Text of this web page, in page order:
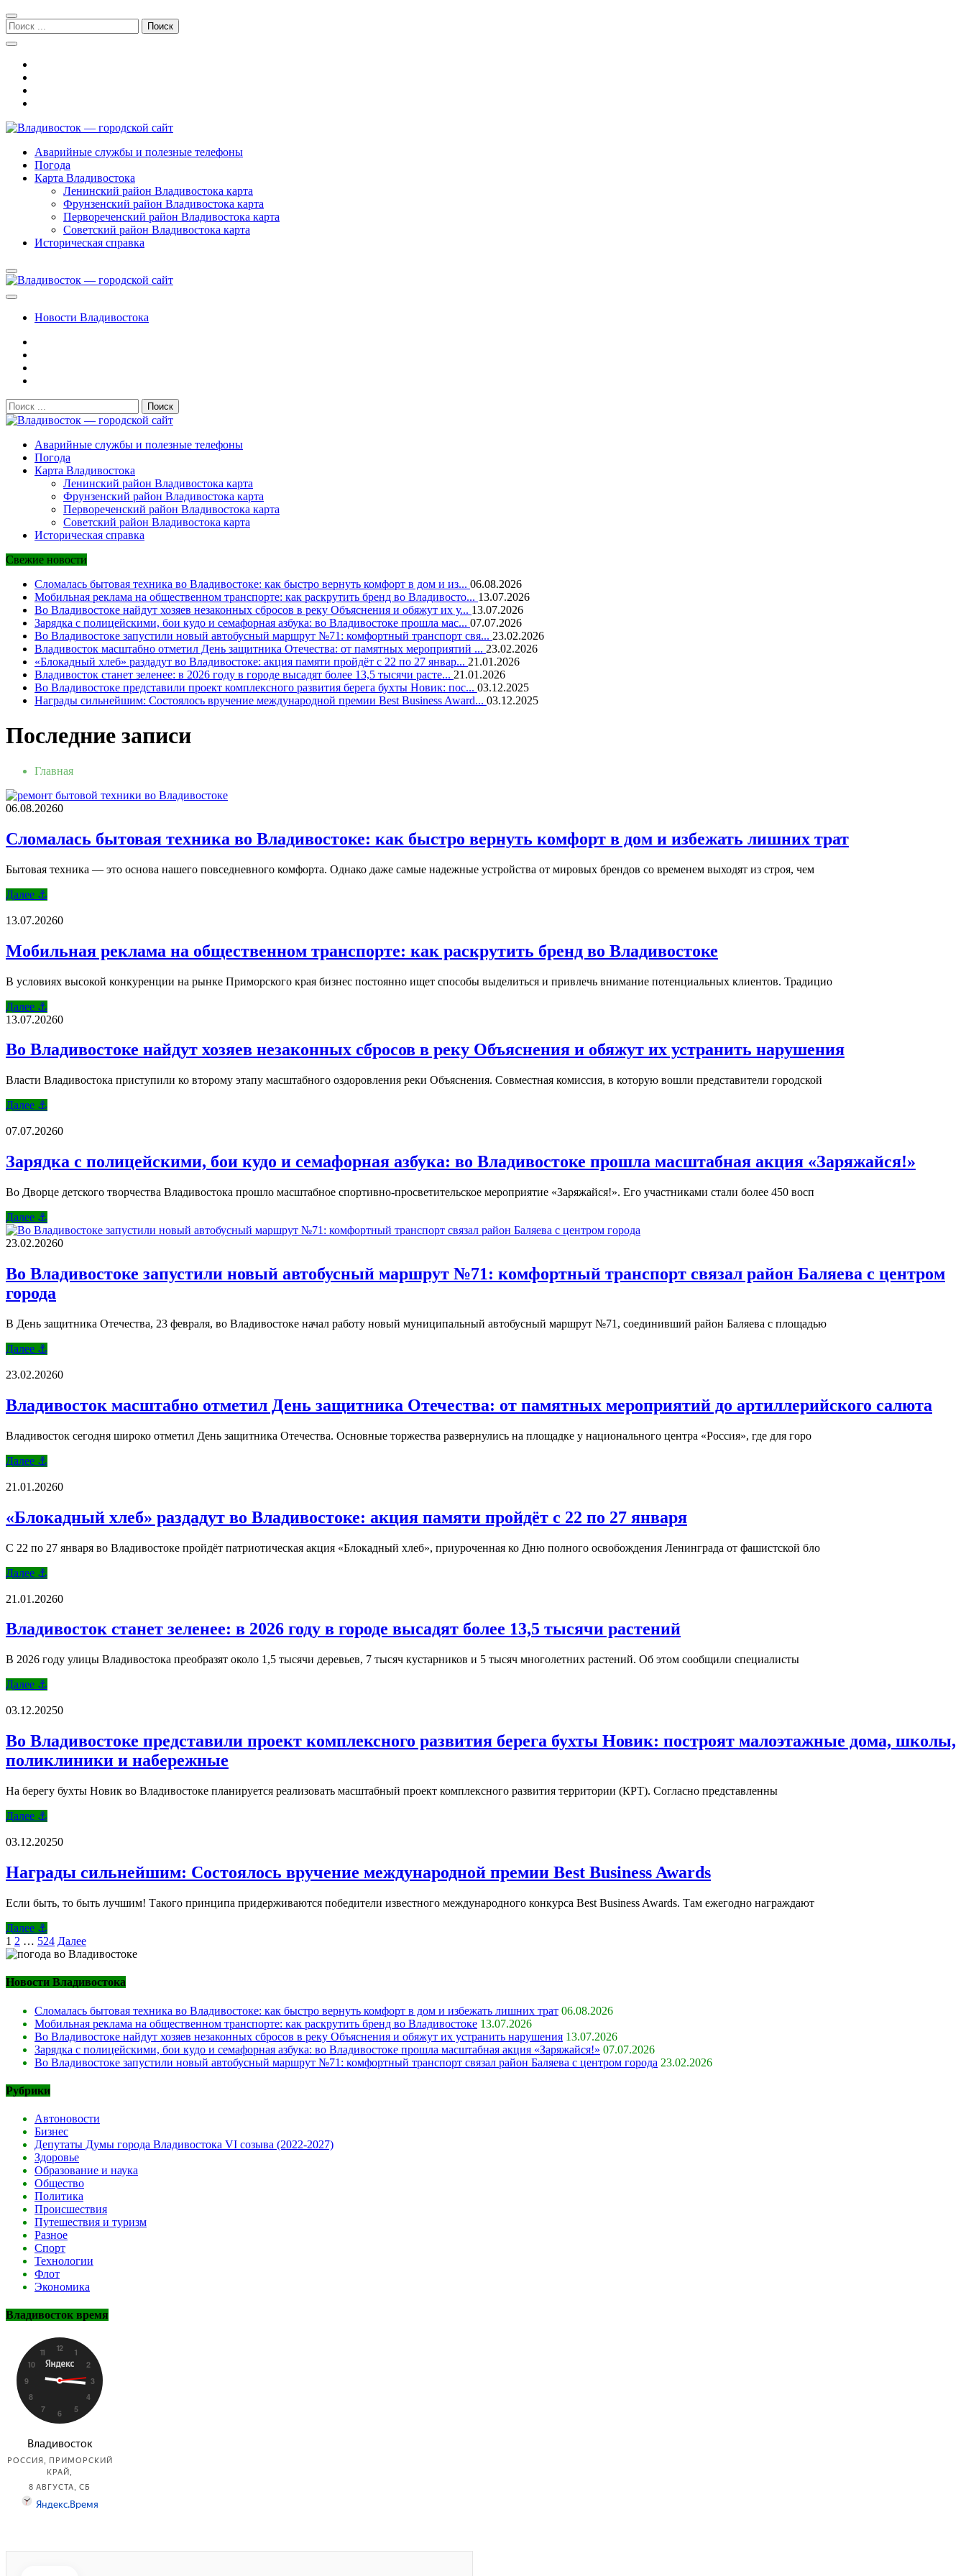
Перейти
к
навигации
Перейти
к
содержимому
Поиск:
Владивосток — городской сайт
Аварийные службы и полезные телефоны
Погода
Карта Владивостока
Ленинский район Владивостока карта
Фрунзенский район Владивостока карта
Первореченский район Владивостока карта
Советский район Владивостока карта
Историческая справка
Новости Владивостока
Поиск:
Владивосток — городской сайт
Аварийные службы и полезные телефоны
Погода
Карта Владивостока
Ленинский район Владивостока карта
Фрунзенский район Владивостока карта
Первореченский район Владивостока карта
Советский район Владивостока карта
Историческая справка
Свежие новости
Сломалась бытовая техника во Владивостоке: как быстро вернуть комфорт в дом и из... 06.08.2026
Мобильная реклама на общественном транспорте: как раскрутить бренд во Владивосто... 13.07.2026
Во Владивостоке найдут хозяев незаконных сбросов в реку Объяснения и обяжут их у... 13.07.2026
Зарядка с полицейскими, бои кудо и семафорная азбука: во Владивостоке прошла мас... 07.07.2026
Во Владивостоке запустили новый автобусный маршрут №71: комфортный транспорт свя... 23.02.2026
Владивосток масштабно отметил День защитника Отечества: от памятных мероприятий ... 23.02.2026
«Блокадный хлеб» раздадут во Владивостоке: акция памяти пройдёт с 22 по 27 январ... 21.01.2026
Владивосток станет зеленее: в 2026 году в городе высадят более 13,5 тысячи расте... 21.01.2026
Во Владивостоке представили проект комплексного развития берега бухты Новик: пос... 03.12.2025
Награды сильнейшим: Состоялось вручение международной премии Best Business Award... 03.12.2025
Последние записи
Главная
06.08.20260
Сломалась бытовая техника во Владивостоке: как быстро вернуть комфорт в дом и избежать лишних трат
Бытовая техника — это основа нашего повседневного комфорта. Однако даже самые надежные устройства от мировых брендов со временем выходят из строя, чем
Далее ⚓
13.07.20260
Мобильная реклама на общественном транспорте: как раскрутить бренд во Владивостоке
В условиях высокой конкуренции на рынке Приморского края бизнес постоянно ищет способы выделиться и привлечь внимание потенциальных клиентов. Традицио
Далее ⚓
13.07.20260
Во Владивостоке найдут хозяев незаконных сбросов в реку Объяснения и обяжут их устранить нарушения
Власти Владивостока приступили ко второму этапу масштабного оздоровления реки Объяснения. Совместная комиссия, в которую вошли представители городской
Далее ⚓
07.07.20260
Зарядка с полицейскими, бои кудо и семафорная азбука: во Владивостоке прошла масштабная акция «Заряжайся!»
Во Дворце детского творчества Владивостока прошло масштабное спортивно-просветительское мероприятие «Заряжайся!». Его участниками стали более 450 восп
Далее ⚓
23.02.20260
Во Владивостоке запустили новый автобусный маршрут №71: комфортный транспорт связал район Баляева с центром
города
В День защитника Отечества, 23 февраля, во Владивостоке начал работу новый муниципальный автобусный маршрут №71, соединивший район Баляева с площадью
Далее ⚓
23.02.20260
Владивосток масштабно отметил День защитника Отечества: от памятных мероприятий до артиллерийского салюта
Владивосток сегодня широко отметил День защитника Отечества. Основные торжества развернулись на площадке у национального центра «Россия», где для горо
Далее ⚓
21.01.20260
«Блокадный хлеб» раздадут во Владивостоке: акция памяти пройдёт с 22 по 27 января
С 22 по 27 января во Владивостоке пройдёт патриотическая акция «Блокадный хлеб», приуроченная ко Дню полного освобождения Ленинграда от фашистской бло
Далее ⚓
21.01.20260
Владивосток станет зеленее: в 2026 году в городе высадят более 13,5 тысячи растений
В 2026 году улицы Владивостока преобразят около 1,5 тысячи деревьев, 7 тысяч кустарников и 5 тысяч многолетних растений. Об этом сообщили специалисты
Далее ⚓
03.12.20250
Во Владивостоке представили проект комплексного развития берега бухты Новик: построят малоэтажные дома, школы,
поликлиники и набережные
На берегу бухты Новик во Владивостоке планируется реализовать масштабный проект комплексного развития территории (КРТ). Согласно представленны
Далее ⚓
03.12.20250
Награды сильнейшим: Состоялось вручение международной премии Best Business Awards
Если быть, то быть лучшим! Такого принципа придерживаются победители известного международного конкурса Best Business Awards. Там ежегодно награждают
Далее ⚓
Posts
pagination
1 2 … 524 Далее
Новости Владивостока
Сломалась бытовая техника во Владивостоке: как быстро вернуть комфорт в дом и избежать лишних трат 06.08.2026
Мобильная реклама на общественном транспорте: как раскрутить бренд во Владивостоке 13.07.2026
Во Владивостоке найдут хозяев незаконных сбросов в реку Объяснения и обяжут их устранить нарушения 13.07.2026
Зарядка с полицейскими, бои кудо и семафорная азбука: во Владивостоке прошла масштабная акция «Заряжайся!» 07.07.2026
Во Владивостоке запустили новый автобусный маршрут №71: комфортный транспорт связал район Баляева с центром города 23.02.2026
Рубрики
Автоновости
Бизнес
Депутаты Думы города Владивостока VI созыва (2022-2027)
Здоровье
Образование и наука
Общество
Политика
Происшествия
Путешествия и туризм
Разное
Спорт
Технологии
Флот
Экономика
Владивосток время